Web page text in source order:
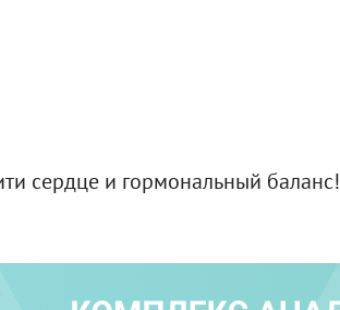
сердце и гормональный баланс!